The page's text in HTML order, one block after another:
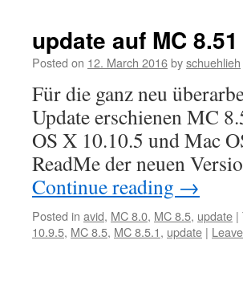
MC
8.45
MC
bzw.
MC
update auf MC
Posted on 12. March 2016byschuehlieh
Für die ganz neu
Update erschienen MC
OS X 10.10.5 und Mac
ReadMe der neuen
Continue reading →
Posted in avid, MC 8.0, MC 8.5, update |
10.9.5, MC 8.5, MC 8.5.1, update |